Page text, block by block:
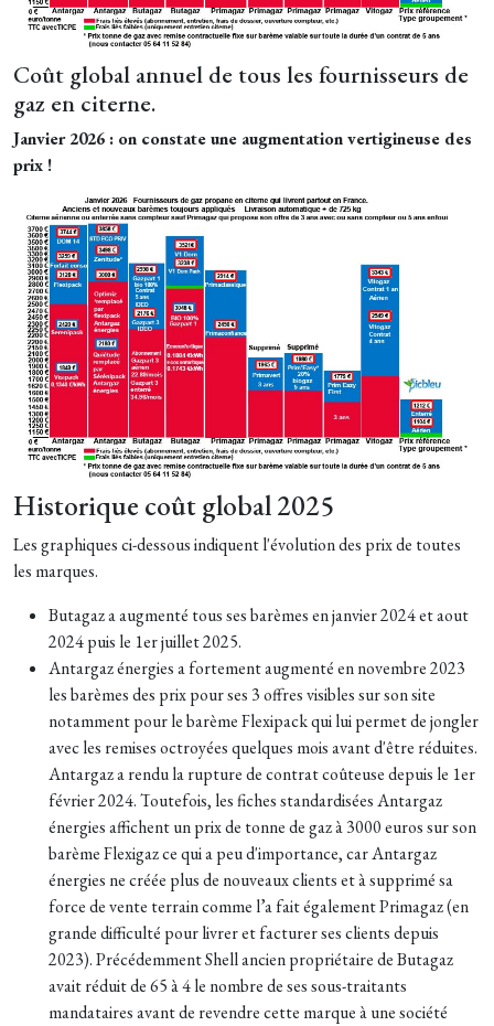
Coût global annuel de tous les fournisseurs de
gaz en citerne.
Janvier 2026 : on constate une augmentation vertigineuse des
prix !
Historique coût global 2025
Les graphiques ci-dessous indiquent l'évolution des prix de toutes
les marques.
Butagaz a augmenté tous ses barèmes en janvier 2024 et aout
2024 puis le 1er juillet 2025.
Antargaz énergies a fortement augmenté en novembre 2023
les barèmes des prix pour ses 3 offres visibles sur son site
notamment pour le barème Flexipack qui lui permet de jongler
avec les remises octroyées quelques mois avant d'être réduites.
Antargaz a rendu la rupture de contrat coûteuse depuis le 1er
février 2024. Toutefois, les fiches standardisées Antargaz
énergies affichent un prix de tonne de gaz à 3000 euros sur son
barème Flexigaz ce qui a peu d'importance, car Antargaz
énergies ne créée plus de nouveaux clients et à supprimé sa
force de vente terrain comme l’a fait également Primagaz (en
grande difficulté pour livrer et facturer ses clients depuis
2023). Précédemment Shell ancien propriétaire de Butagaz
avait réduit de 65 à 4 le nombre de ses sous-traitants
mandataires avant de revendre cette marque à une société